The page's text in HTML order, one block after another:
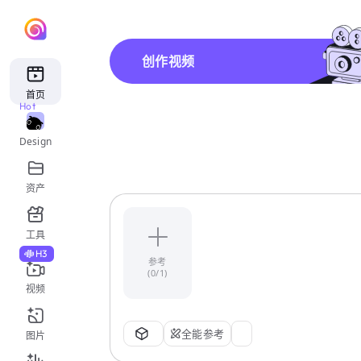
首页
Design
Hot
资产
工具
视频
H3
图片
创作视频
参考
(0/1)
全能参考